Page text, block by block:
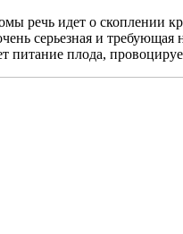
речь идет о скоплении
серьезная и
питание плода,